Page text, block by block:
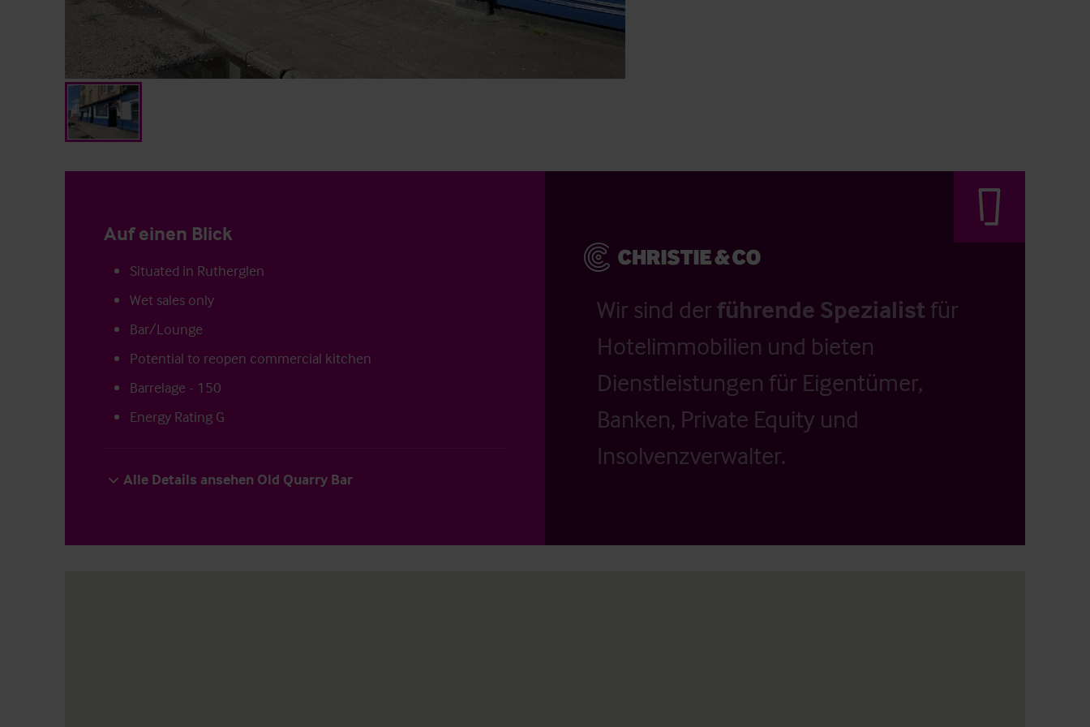
Auf einen Blick
Situated in Rutherglen
Wet sales only
Bar/Lounge
Potential to reopen commercial kitchen
Barrelage - 150
Energy Rating G
Alle Details ansehen Old Quarry Bar
Wir sind der führende Spezialistfür
Hotelimmobilien und bieten
Dienstleistungen für Eigentümer,
Banken, Private Equity und
Insolvenzverwalter.